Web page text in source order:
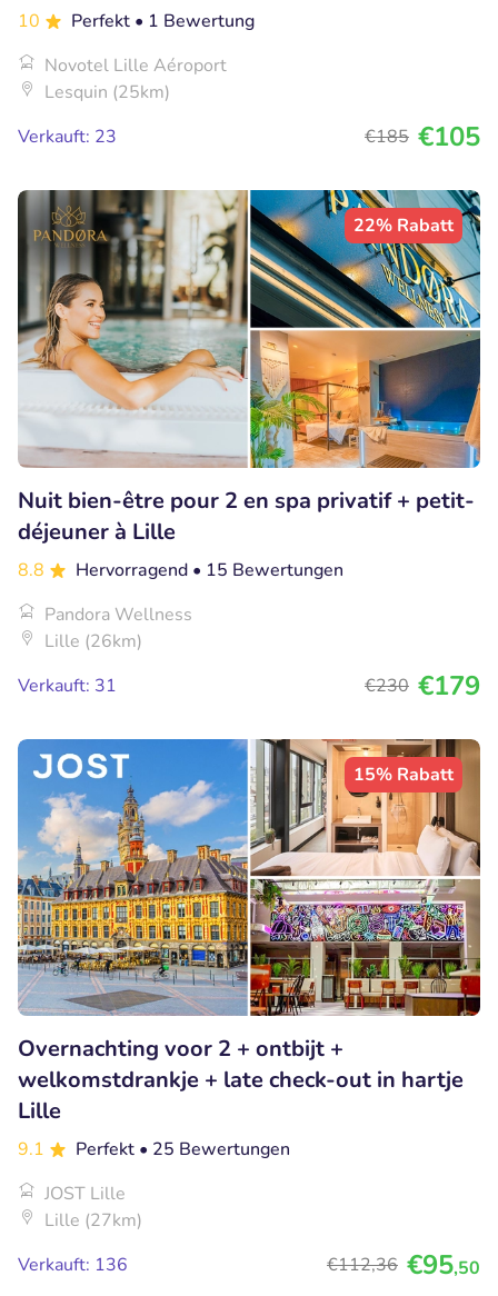
10 Perfekt • 1 Bewertung
Novotel Lille Aéroport
Lesquin (25km)
Verkauft: 23
€185 €105
22% Rabatt
Nuit bien-être pour 2 en spa privatif + petit-
déjeuner à Lille
8.8 Hervorragend • 15 Bewertungen
Pandora Wellness
Lille (26km)
Verkauft: 31
€230 €179
15% Rabatt
Overnachting voor 2 + ontbijt +
welkomstdrankje + late check-out in hartje
Lille
9.1 Perfekt • 25 Bewertungen
JOST Lille
Lille (27km)
Verkauft: 136
€112,36 €95,50